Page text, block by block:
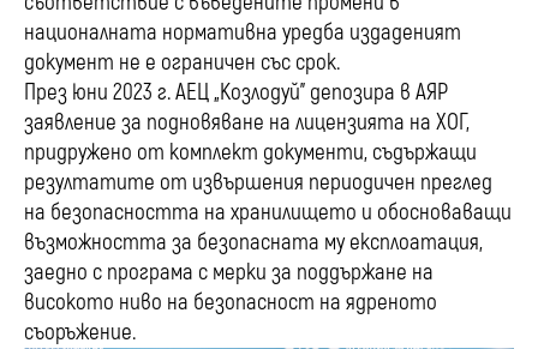
националната нормативна уредба издаденият
документ не е ограничен със срок.
През юни 2023 г. АЕЦ „Козлодуй” депозира в АЯР
заявление за подновяване на лицензията на ХОГ,
придружено от комплект документи, съдържащи
резултатите от извършения периодичен преглед
на безопасността на хранилището и обосноваващи
възможността за безопасната му експлоатация,
заедно с програма с мерки за поддържане на
високото ниво на безопасност на ядреното
съоръжение.